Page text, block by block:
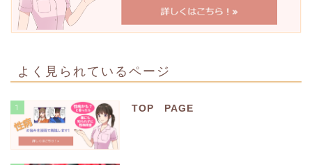
よく見られているページ
1 TOP PAGE